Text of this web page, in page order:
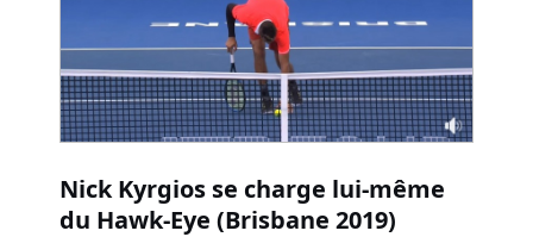
Nick Kyrgios se charge lui-même
du Hawk-Eye (Brisbane 2019)